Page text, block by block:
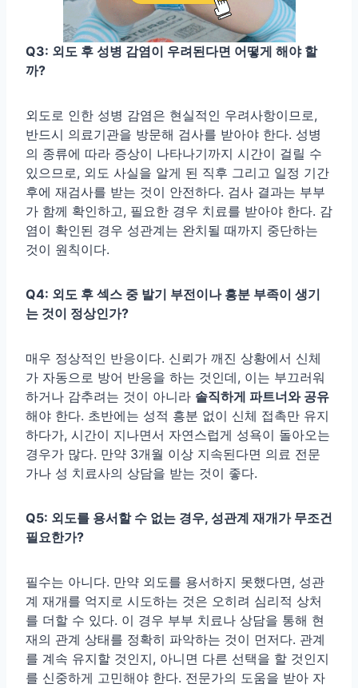
Q3: 외도 후 성병 감염이 우려된다면 어떻게 해야 할
까?
외도로 인한 성병 감염은 현실적인 우려사항이므로,
반드시 의료기관을 방문해 검사를 받아야 한다. 성병
의 종류에 따라 증상이 나타나기까지 시간이 걸릴 수
있으므로, 외도 사실을 알게 된 직후 그리고 일정 기간
후에 재검사를 받는 것이 안전하다. 검사 결과는 부부
가 함께 확인하고, 필요한 경우 치료를 받아야 한다. 감
염이 확인된 경우 성관계는 완치될 때까지 중단하는
것이 원칙이다.
Q4: 외도 후 섹스 중 발기 부전이나 흥분 부족이 생기
는 것이 정상인가?
매우 정상적인 반응이다. 신뢰가 깨진 상황에서 신체
가 자동으로 방어 반응을 하는 것인데, 이는 부끄러워
하거나 감추려는 것이 아니라 솔직하게 파트너와 공유
해야 한다. 초반에는 성적 흥분 없이 신체 접촉만 유지
하다가, 시간이 지나면서 자연스럽게 성욕이 돌아오는
경우가 많다. 만약 3개월 이상 지속된다면 의료 전문
가나 성 치료사의 상담을 받는 것이 좋다.
Q5: 외도를 용서할 수 없는 경우, 성관계 재개가 무조건
필요한가?
필수는 아니다. 만약 외도를 용서하지 못했다면, 성관
계 재개를 억지로 시도하는 것은 오히려 심리적 상처
를 더할 수 있다. 이 경우 부부 치료나 상담을 통해 현
재의 관계 상태를 정확히 파악하는 것이 먼저다. 관계
를 계속 유지할 것인지, 아니면 다른 선택을 할 것인지
를 신중하게 고민해야 한다. 전문가의 도움을 받아 자